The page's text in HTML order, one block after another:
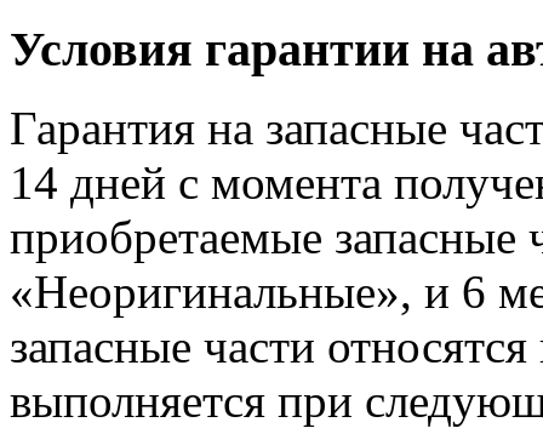
Условия гарантии на
Гарантия на запасные
14 дней с момента
приобретаемые запасные
«Неоригинальные», и 6
запасные части
выполняется при